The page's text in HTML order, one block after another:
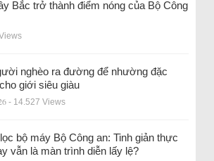
Bắc trở thành điểm nóng của Bộ Công
nghèo ra đường để nhường đặc
giới siêu giàu
- 14.527 Views
bộ máy Bộ Công an: Tinh giản thực
vẫn là màn trình diễn lấy lệ?